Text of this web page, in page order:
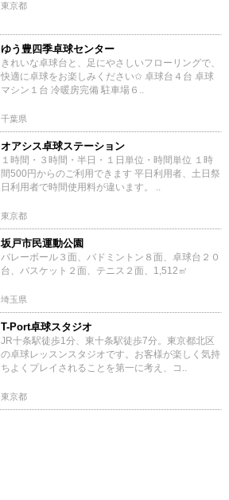
東京都
ゆう豊四季卓球センター
きれいな卓球台と、足にやさしいフローリングで、
快適に卓球をお楽しみください✩ 卓球台４台 卓球
マシン１台 冷暖房完備 駐車場６..
千葉県
オアシス卓球ステーション
１時間・３時間・半日・１日単位・時間単位 １時
間500円からのご利用できます 平日利用者、土日祭
日利用者で時間使用料が違います。 ..
東京都
坂戸市民運動公園
バレーボール３面、バドミントン８面、卓球台２０
台、バスケット２面、テニス２面、1,512㎡
埼玉県
T-Port卓球スタジオ
JR十条駅徒歩1分、東十条駅徒歩7分。東京都北区
の卓球レッスンスタジオです。お客様が楽しく気持
ちよくプレイされることを第一に考え、コ..
東京都